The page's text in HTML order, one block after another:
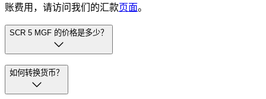
账费用，请访问我们的汇款页面。
SCR 5 MGF 的价格是多少？
如何转换货币？